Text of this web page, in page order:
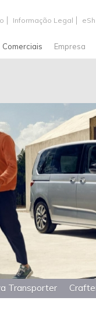
Informação Legal
Comerciais Empresa
Transporter